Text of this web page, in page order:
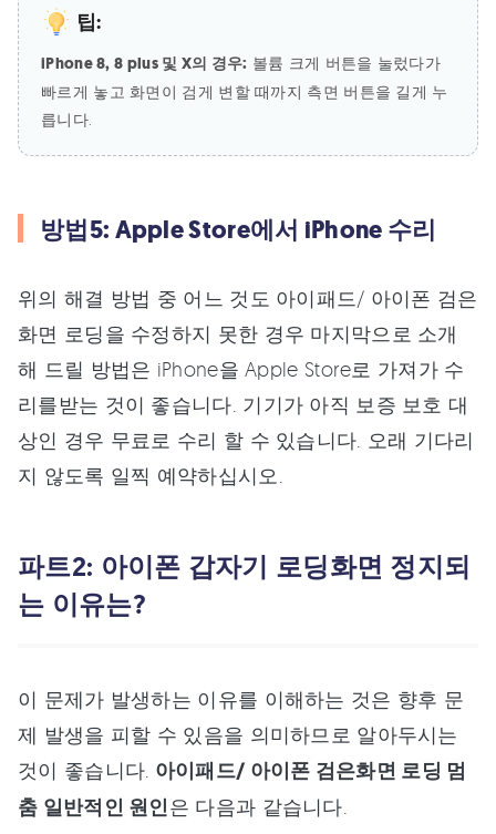
팁:
iPhone 8, 8 plus 및 X의 경우: 볼륨 크게 버튼을 눌렀다가
빠르게 놓고 화면이 검게 변할 때까지 측면 버튼을 길게 누
릅니다.
방법5: Apple Store에서 iPhone 수리
위의 해결 방법 중 어느 것도 아이패드/ 아이폰 검은
화면 로딩을 수정하지 못한 경우 마지막으로 소개
해 드릴 방법은 iPhone을 Apple Store로 가져가 수
리를받는 것이 좋습니다. 기기가 아직 보증 보호 대
상인 경우 무료로 수리 할 수 있습니다. 오래 기다리
지 않도록 일찍 예약하십시오.
파트2: 아이폰 갑자기 로딩화면 정지되
는 이유는?
이 문제가 발생하는 이유를 이해하는 것은 향후 문
제 발생을 피할 수 있음을 의미하므로 알아두시는
것이 좋습니다. 아이패드/ 아이폰 검은화면 로딩 멈
춤 일반적인 원인은 다음과 같습니다.